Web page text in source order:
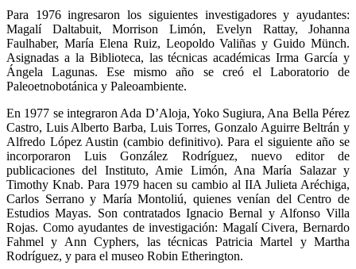
Para 1976 ingresaron los siguientes investigadores y ayudantes:
Magalí Daltabuit, Morrison Limón, Evelyn Rattay, Johanna
Faulhaber, María Elena Ruiz, Leopoldo Valiñas y Guido Münch.
Asignadas a la Biblioteca, las técnicas académicas Irma García y
Ángela Lagunas. Ese mismo año se creó el Laboratorio de
Paleoetnobotánica y Paleoambiente.
En 1977 se integraron Ada D’Aloja, Yoko Sugiura, Ana Bella Pérez
Castro, Luis Alberto Barba, Luis Torres, Gonzalo Aguirre Beltrán y
Alfredo López Austin (cambio definitivo). Para el siguiente año se
incorporaron Luis González Rodríguez, nuevo editor de
publicaciones del Instituto, Amie Limón, Ana María Salazar y
Timothy Knab. Para 1979 hacen su cambio al IIA Julieta Aréchiga,
Carlos Serrano y María Montoliú, quienes venían del Centro de
Estudios Mayas. Son contratados Ignacio Bernal y Alfonso Villa
Rojas. Como ayudantes de investigación: Magalí Civera, Bernardo
Fahmel y Ann Cyphers, las técnicas Patricia Martel y Martha
Rodríguez, y para el museo Robin Etherington.